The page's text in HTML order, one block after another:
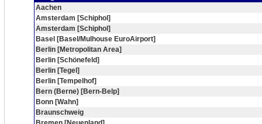
Aachen
Amsterdam [Schiphol]
Amsterdam [Schiphol]
Basel [Basel/Mulhouse EuroAirport]
Berlin [Metropolitan Area]
Berlin [Schönefeld]
Berlin [Tegel]
Berlin [Tempelhof]
Bern (Berne) [Bern-Belp]
Bonn [Wahn]
Braunschweig